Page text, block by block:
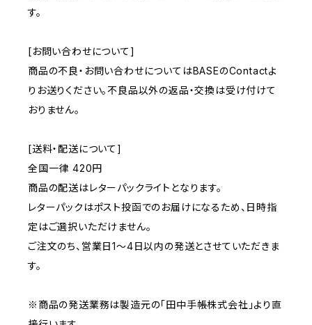
す。
[お問い合わせについて]
商品の不良・お問い合わせについてはBASEのContactよ
りお送りください。不良品以外の返品・交換は受け付けて
おりません。
[送料・配送について]
全国一律 420円
商品の配送はレターパックライトとなります。
レターパックはポスト投函でのお届けになるため、日時指
定はご選択いただけません。
ご注文のち、営業日1〜4日以内の発送とさせていただきま
す。
※商品の発送業務は製造元の「田中手帳株式会社」より直